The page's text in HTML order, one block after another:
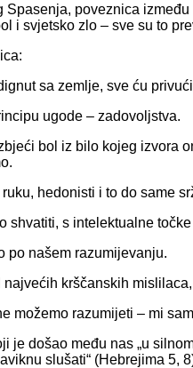
Spasenja, poveznica
i svjetsko zlo – sve su to
sa zemlje, sve ću
ugode – zadovoljstva.
bol iz bilo kojeg izvora
hedonisti i to do same
shvatiti, s intelektualne
po našem razumijevanju.
najvećih krščanskih
možemo razumijeti – mi
je došao među nas „u
slušati“ (Hebrejima 5,